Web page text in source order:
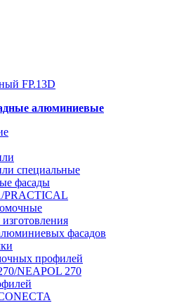
алюминиевые
специальные
фасады
фасадов
профилей
NEAPOL 270